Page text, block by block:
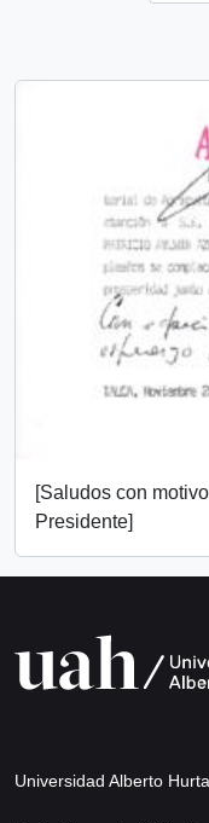
[Saludos con
Presidente]
Universidad Alberto